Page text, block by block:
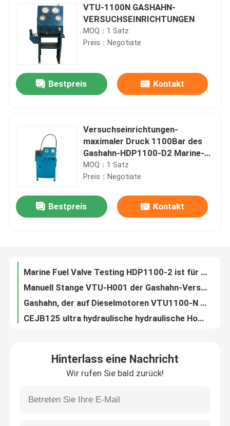
Produkte
Videos
Qualitätskontrolle
Neuigkeiten
Bitte um ein Angebot
VTU-1100N GASHAHN-
VERSUCHSEINRICHTUNGEN
MOQ：1 Satz
Preis：Negotiate
Bestpreis Kontakt
Versuchseinrichtungen-
maximaler Druck 1100Bar des
Gashahn-HDP1100-D2 Marine-
100Kg
MOQ：1 Satz
Preis：Negotiate
Bestpreis Kontakt
pneumatisches Schlüssel-handbetriebenes Elektrowerkzeug des Drehmoment-200Nm und für das Festziehen und Uns
Hinterlass eine Nachricht
Wir rufen Sie bald zurück!